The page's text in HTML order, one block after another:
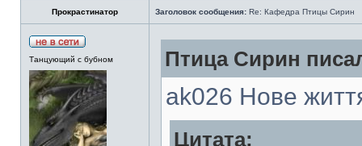
Прокрастинатор Заголовок сообщения: Re: Кафедра Птицы Сирин
Танцующий с бубном Птица Сирин
ak026 Нове
Цитата: